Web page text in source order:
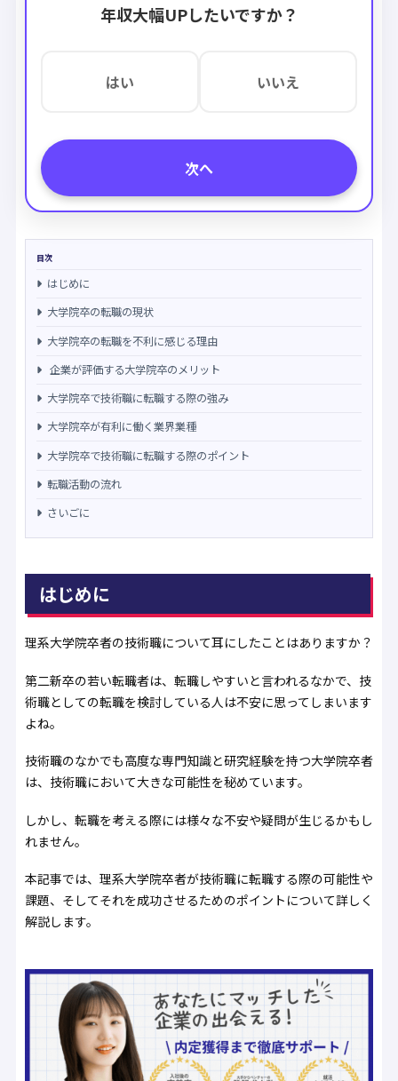
年収大幅UPしたいですか？
はい いいえ
次へ
目次
はじめに
大学院卒の転職の現状
大学院卒の転職を不利に感じる理由
企業が評価する大学院卒のメリット
大学院卒で技術職に転職する際の強み
大学院卒が有利に働く業界業種
大学院卒で技術職に転職する際のポイント
転職活動の流れ
さいごに
はじめに
理系大学院卒者の技術職について耳にしたことはありますか？
第二新卒の若い転職者は、転職しやすいと言われるなかで、技
術職としての転職を検討している人は不安に思ってしまいます
よね。
技術職のなかでも高度な専門知識と研究経験を持つ大学院卒者
は、技術職において大きな可能性を秘めています。
しかし、転職を考える際には様々な不安や疑問が生じるかもし
れません。
本記事では、理系大学院卒者が技術職に転職する際の可能性や
課題、そしてそれを成功させるためのポイントについて詳しく
解説します。